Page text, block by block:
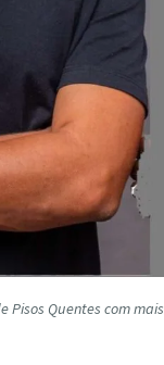
Quentes com mais